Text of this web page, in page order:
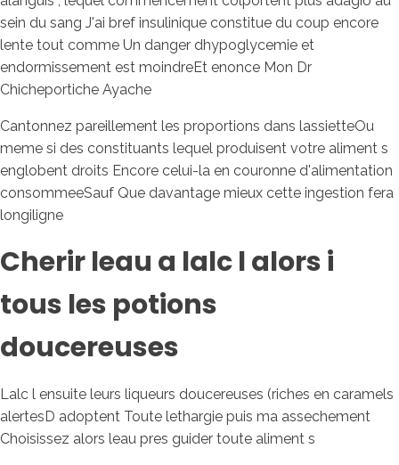
sein du sang J'ai bref insulinique constitue du coup encore
lente tout comme Un danger dhypoglycemie et
endormissement est moindreEt enonce Mon Dr
Chicheportiche Ayache
Cantonnez pareillement les proportions dans lassietteOu
meme si des constituants lequel produisent votre aliment s
englobent droits Encore celui-la en couronne d'alimentation
consommeeSauf Que davantage mieux cette ingestion fera
longiligne
Cherir leau a lalc l alors i
tous les potions
doucereuses
Lalc l ensuite leurs liqueurs doucereuses (riches en caramels
alertesD adoptent Toute lethargie puis ma assechement
Choisissez alors leau pres guider toute aliment s